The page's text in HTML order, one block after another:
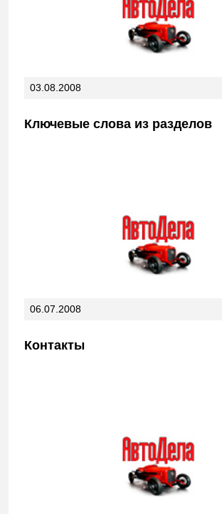
03.08.2008
Ключевые слова из разделов
06.07.2008
Контакты